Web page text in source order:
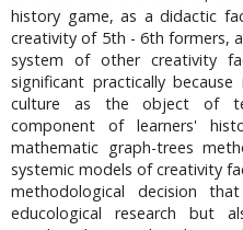
history game, as a didactic
creativity of 5th - 6th formers,
system of other creativity
significant practically
culture as the object of
component of learners'
mathematic graph-trees
systemic models of creativity
methodological decision
educological research but